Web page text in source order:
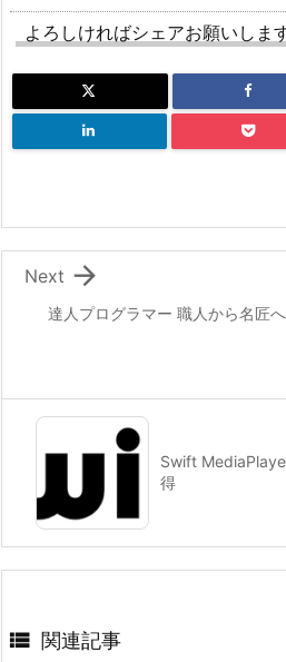
よろしければシェアお願いしま
達人プログラマー 職人から名匠

Next
Swift
得
 関連記事